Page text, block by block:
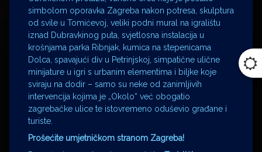
simbolom oporavka Zagreba nakon potresa, skulptura
od svile u Tomićevoj, veliki podni mural na igralištu
iznad Dubravkinog puta, svjetlosna instalacija u
krošnjama parka Ribnjak, kumica na stepenicama
Dolca, spavajući div u Petrinjskoj, simpatične ulične
minijature u igri s urbanim elementima i biljke koje
sviraju na dodir – samo su neke od zanimljivih
intervencija kojima je „Okolo“ već obogatio
zagrebačke ulice te istovremeno oduševio građane i
turiste.
Prošećite umjetničkom stranom Zagreba!